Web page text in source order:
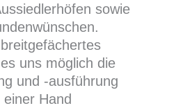
sowie
uns möglich die
und -ausführung
Hand